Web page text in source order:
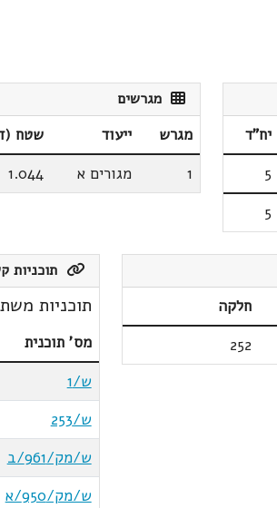
יח"ד
5
5
מגרשים
מגרש ייעוד שטח
1
מגורים א 1.044
חלקה
252
תוכניות
תוכניות
מס' תוכנית
ש/1
ש/253
ש/מק/961/ב
ש/מק/950/א